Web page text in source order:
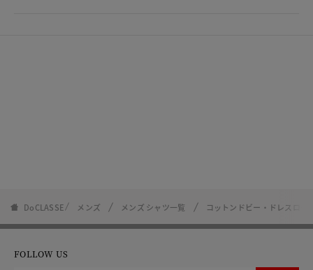
DoCLASSE メンズ メンズ シャツ一覧 コットンドビー・ドレスロー
FOLLOW US